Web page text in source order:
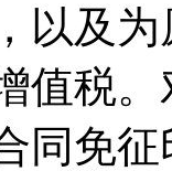
以及
值税
同免